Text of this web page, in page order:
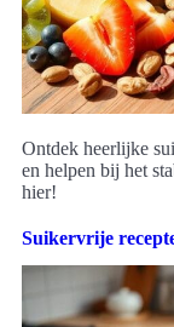
Ontdek heerlijke
en helpen bij het
hier!
Suikervrije